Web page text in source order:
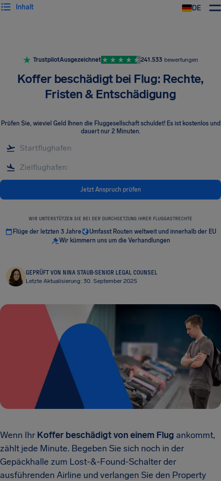
DE
Inhalt
TrustpilotAusgezeichnet 241.533 bewertungen
Koffer beschädigt bei Flug: Rechte,
Fristen & Entschädigung
Prüfen Sie, wieviel Geld Ihnen die Fluggesellschaft schuldet! Es ist kostenlos und
dauert nur 2 Minuten.
Jetzt Anspruch prüfen
WIR UNTERSTÜTZEN SIE BEI DER DURCHSETZUNG IHRER FLUGGASTRECHTE
Flüge der letzten 3 Jahre
Umfasst Routen weltweit und innerhalb der EU
Wir kümmern uns um die Verhandlungen
GEPRÜFT VON NINA STAUB·SENIOR LEGAL COUNSEL
Letzte Aktualisierung: 30. September 2025
Wenn Ihr Koffer beschädigt von einem Flug ankommt,
zählt jede Minute. Begeben Sie sich noch in der
Gepäckhalle zum Lost-&-Found-Schalter der
ausführenden Airline und verlangen Sie den Property